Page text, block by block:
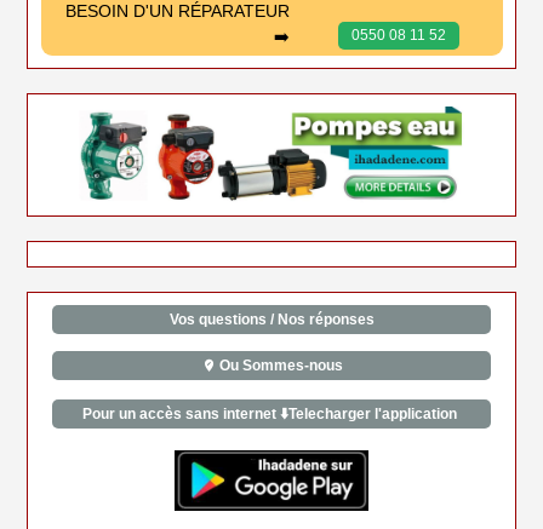
0550 08 11 52
BESOIN D'UN RÉPARATEUR
➡️
Vos questions / Nos réponses
Ou Sommes-nous
Pour un accès sans internet ⬇️Telecharger l'application